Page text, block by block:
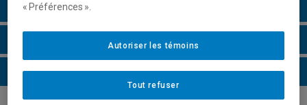
Horaire - Été 2026
Horaire - Automne 2026
Horaire - Hiver 2027
« Préférences ».
Tout refuser
Autoriser les témoins